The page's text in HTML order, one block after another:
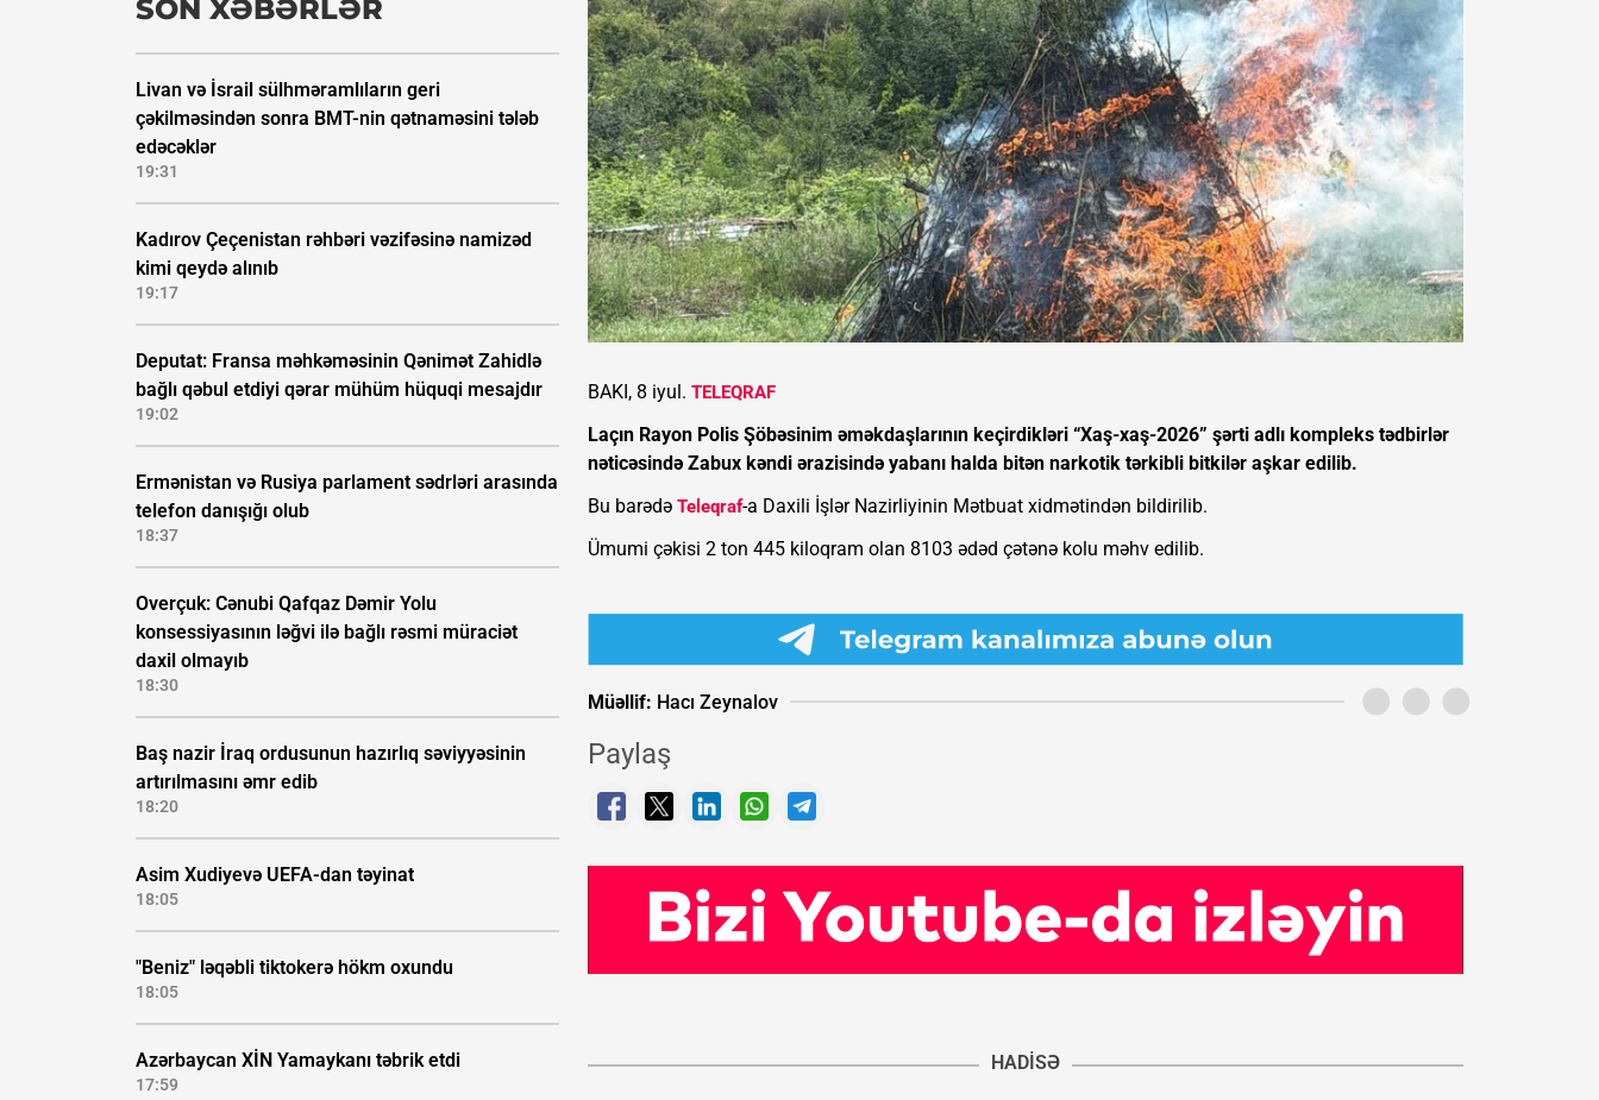
SON XƏBƏRLƏR
Livan və İsrail sülhməramlıların geri
çəkilməsindən sonra BMT-nin qətnaməsini tələb
edəcəklər
19:31
Kadırov Çeçenistan rəhbəri vəzifəsinə namizəd
kimi qeydə alınıb
19:17
Deputat: Fransa məhkəməsinin Qənimət Zahidlə
bağlı qəbul etdiyi qərar mühüm hüquqi mesajdır
19:02
Ermənistan və Rusiya parlament sədrləri arasında
telefon danışığı olub
18:37
Overçuk: Cənubi Qafqaz Dəmir Yolu
konsessiyasının ləğvi ilə bağlı rəsmi müraciət
daxil olmayıb
18:30
Baş nazir İraq ordusunun hazırlıq səviyyəsinin
artırılmasını əmr edib
18:20
Asim Xudiyevə UEFA-dan təyinat
18:05
"Beniz" ləqəbli tiktokerə hökm oxundu
18:05
Azərbaycan XİN Yamaykanı təbrik etdi
17:59
BAKI, 8 iyul. TELEQRAF
Laçın Rayon Polis Şöbəsinim əməkdaşlarının keçirdikləri “Xaş-xaş-2026” şərti adlı kompleks tədbirlər
nəticəsində Zabux kəndi ərazisində yabanı halda bitən narkotik tərkibli bitkilər aşkar edilib.
Bu barədə Teleqraf-a Daxili İşlər Nazirliyinin Mətbuat xidmətindən bildirilib.
Ümumi çəkisi 2 ton 445 kiloqram olan 8103 ədəd çətənə kolu məhv edilib.
Müəllif: Hacı Zeynalov
Paylaş
HADISƏ